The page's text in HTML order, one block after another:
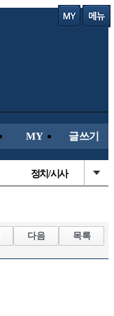
MY 글쓰기
정치/시사
국내축구
다음 목록